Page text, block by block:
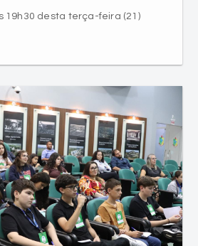
19h30 desta terça-feira (21)